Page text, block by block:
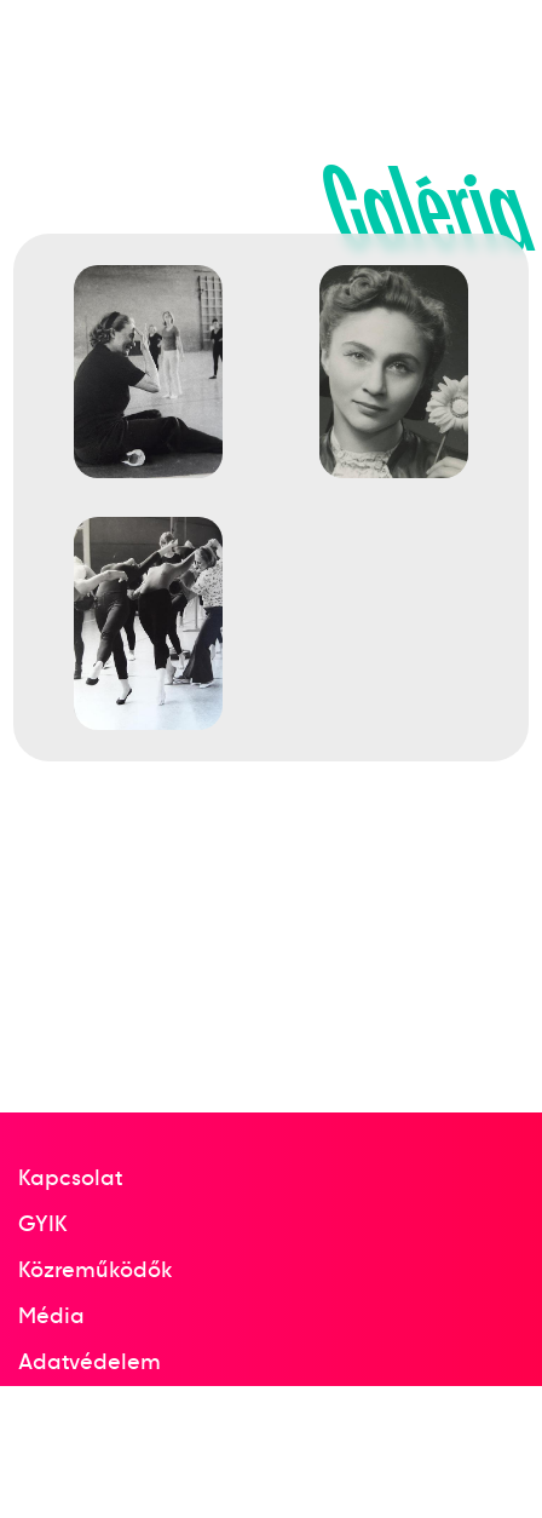
Galéria
Kapcsolat
GYIK
Közreműködők
Média
Adatvédelem